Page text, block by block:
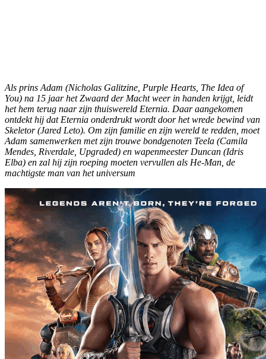
Als prins Adam (Nicholas Galitzine, Purple Hearts, The Idea of
You) na 15 jaar het Zwaard der Macht weer in handen krijgt, leidt
het hem terug naar zijn thuiswereld Eternia. Daar aangekomen
ontdekt hij dat Eternia onderdrukt wordt door het wrede bewind van
Skeletor (Jared Leto). Om zijn familie en zijn wereld te redden, moet
Adam samenwerken met zijn trouwe bondgenoten Teela (Camila
Mendes, Riverdale, Upgraded) en wapenmeester Duncan (Idris
Elba) en zal hij zijn roeping moeten vervullen als He-Man, de
machtigste man van het universum